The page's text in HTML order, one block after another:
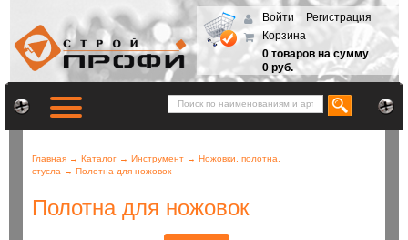
Войти
Регистрация
Корзина
0 товаров на сумму
0 руб.
Главная → Каталог → Инструмент → Ножовки, полотна,
стусла → Полотна для ножовок
Полотна для ножовок